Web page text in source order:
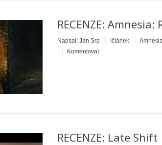
RECENZE: Amnesia:
Napsal: Jan Srp !článek
Komentovat
RECENZE: Late Shift